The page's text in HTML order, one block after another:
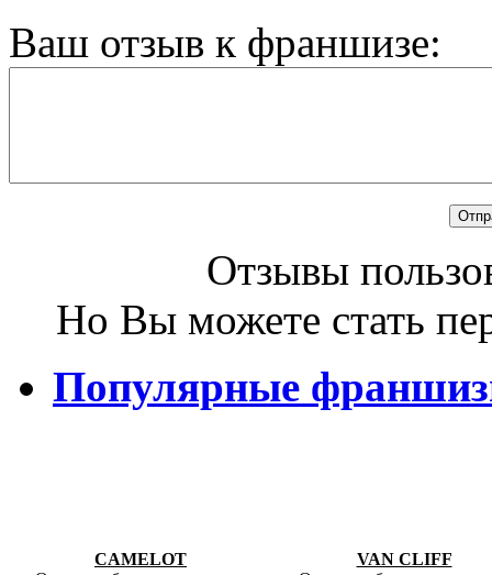
Ваш отзыв к франшизе:
Отзывы
Но Вы можете стать
Популярные
CAMELOT
VAN CLIFF